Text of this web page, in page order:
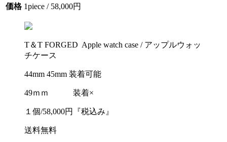
価格 1piece / 58,000円
T＆T FORGED Apple watch case / アップルウォッ
チケース
44mm 45mm 装着可能
49ｍｍ 装着×
１個/58,000円『税込み』
送料無料